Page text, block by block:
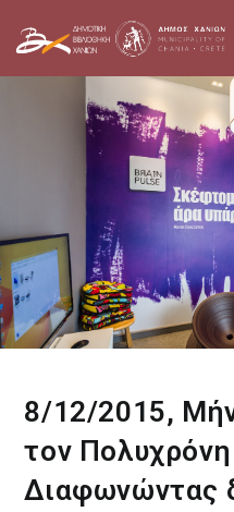
8/12/2015,
τον
Διαφωνώντας